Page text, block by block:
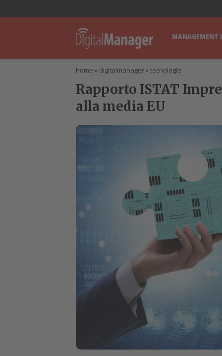
MANAGEMENT
home » digitalmanager» tecnologie
Rapporto ISTAT
alla media EU